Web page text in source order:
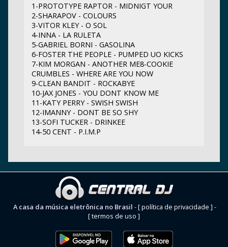
1-PROTOTYPE RAPTOR - MIDNIGT YOUR
2-SHARAPOV - COLOURS
3-VITOR KLEY - O SOL
4-INNA - LA RULETA
5-GABRIEL BORNI - GASOLINA
6-FOSTER THE PEOPLE - PUMPED UO KICKS
7-KIM MORGAN - ANOTHER ME8-COOKIE
CRUMBLES - WHERE ARE YOU NOW
9-CLEAN BANDIT - ROCKABYE
10-JAX JONES - YOU DONT KNOW ME
11-KATY PERRY - SWISH SWISH
12-IMANNY - DONT BE SO SHY
13-SOFI TUCKER - DRINKEE
14-50 CENT - P.I.M.P
A casa da música eletrônica no Brasil -[ política de privacidade ] -
[ termos de uso ]